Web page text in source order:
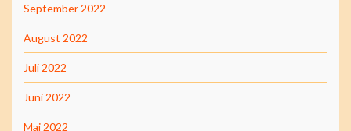
September 2022
August 2022
Juli 2022
Juni 2022
Mai 2022